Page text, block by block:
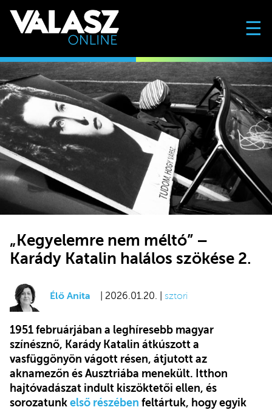
☰
„Kegyelemre nem méltó” –
Karády Katalin halálos szökése 2.
Élő Anita | 2026.01.20. | sztori
1951 februárjában a leghíresebb magyar
színésznő, Karády Katalin átkúszott a
vasfüggönyön vágott résen, átjutott az
aknamezőn és Ausztriába menekült. Itthon
hajtóvadászat indult kiszöktetői ellen, és
sorozatunk első részében feltártuk, hogy egyik